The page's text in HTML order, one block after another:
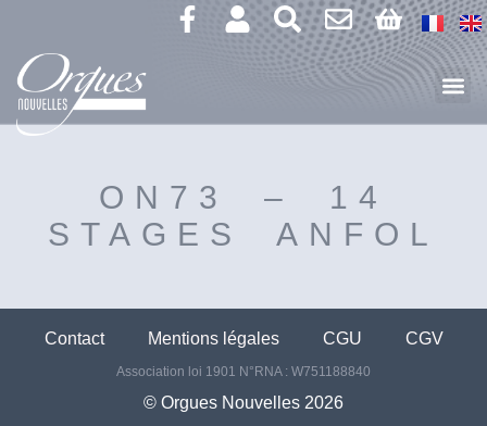
ON73 – 14
STAGES ANFOL
©️ Orgues Nouvelles 2026
Association loi 1901 N°RNA : W751188840
Contact Mentions légales CGU CGV